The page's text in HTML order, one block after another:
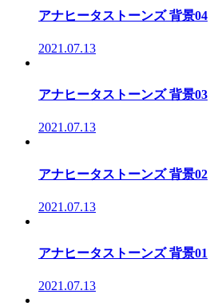
アナヒータストーンズ 背景04
2021.07.13
アナヒータストーンズ 背景03
2021.07.13
アナヒータストーンズ 背景02
2021.07.13
アナヒータストーンズ 背景01
2021.07.13